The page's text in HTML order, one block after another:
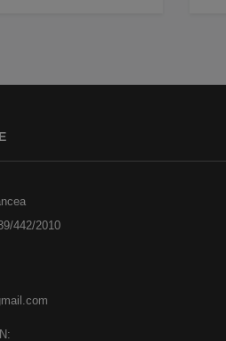
442/2010